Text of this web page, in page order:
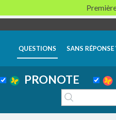
QUESTIONS SANS RÉPONSE
PRONOTE